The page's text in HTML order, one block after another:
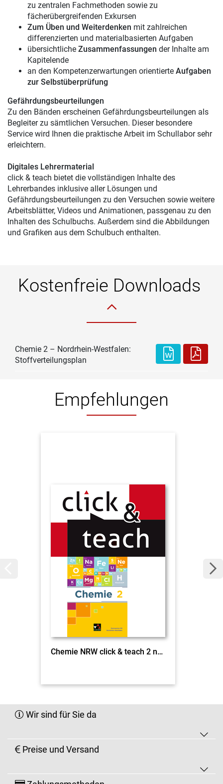
zu zentralen Fachmethoden sowie zu
fächerübergreifenden Exkursen
Zum Üben und Weiterdenken mit zahlreichen
differenzierten und materialbasierten Aufgaben
übersichtliche Zusammenfassungen der Inhalte am
Kapitelende
an den Kompetenzerwartungen orientierte Aufgaben
zur Selbstüberprüfung
Gefährdungsbeurteilungen
Zu den Bänden erscheinen Gefährdungsbeurteilungen als
Begleiter zu sämtlichen Versuchen. Dieser besondere
Service wird Ihnen die praktische Arbeit im Schullabor sehr
erleichtern.
Digitales Lehrermaterial
click & teach bietet die vollständigen Inhalte des
Lehrerbandes inklusive aller Lösungen und
Gefährdungsbeurteilungen zu den Versuchen sowie weitere
Arbeitsblätter, Videos und Animationen, passgenau zu den
Inhalten des Schulbuchs. Außerdem sind die Abbildungen
und Grafiken aus dem Schulbuch enthalten.
Kostenfreie Downloads
Chemie 2 – Nordrhein-Westfalen:
Stoffverteilungsplan
Empfehlungen
Chemie NRW click & teach 2 neu EL
Wir sind für Sie da
Preise und Versand